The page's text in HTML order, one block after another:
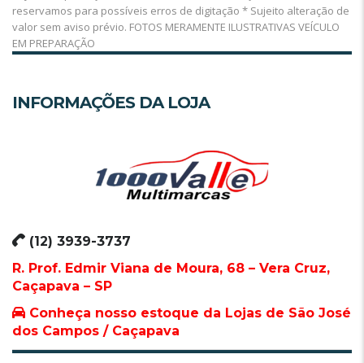
reservamos para possíveis erros de digitação * Sujeito alteração de
valor sem aviso prévio. FOTOS MERAMENTE ILUSTRATIVAS VEÍCULO
EM PREPARAÇÃO
INFORMAÇÕES DA LOJA
(12) 3939-3737
R. Prof. Edmir Viana de Moura, 68 – Vera Cruz,
Caçapava – SP
Conheça nosso estoque da Lojas de São José
dos Campos / Caçapava